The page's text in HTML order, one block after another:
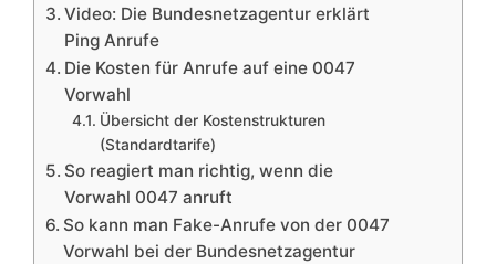
Video: Die Bundesnetzagentur erklärt
Ping Anrufe
Die Kosten für Anrufe auf eine 0047
Vorwahl
Übersicht der Kostenstrukturen
(Standardtarife)
So reagiert man richtig, wenn die
Vorwahl 0047 anruft
So kann man Fake-Anrufe von der 0047
Vorwahl bei der Bundesnetzagentur